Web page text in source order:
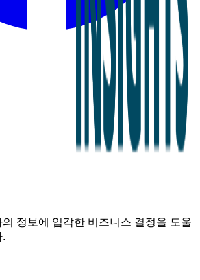
정보에 입각한 비즈니스 결정을 도울
.